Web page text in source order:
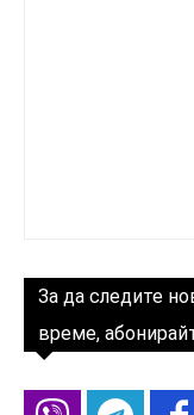
За да следите
време,